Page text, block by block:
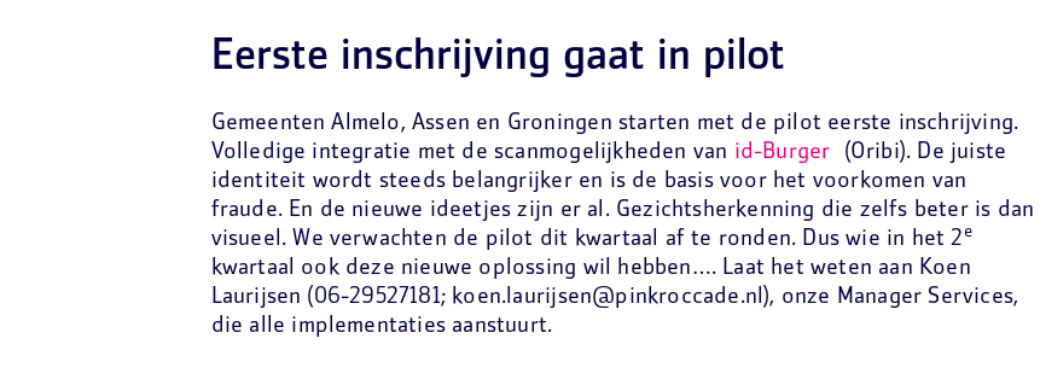
Eerste inschrijving gaat in pilot
Gemeenten Almelo, Assen en Groningen starten met de pilot eerste inschrijving.
Volledige integratie met de scanmogelijkheden van id-Burger (Oribi). De juiste
identiteit wordt steeds belangrijker en is de basis voor het voorkomen van
fraude. En de nieuwe ideetjes zijn er al. Gezichtsherkenning die zelfs beter is dan
visueel. We verwachten de pilot dit kwartaal af te ronden. Dus wie in het 2 e
kwartaal ook deze nieuwe oplossing wil hebben…. Laat het weten aan Koen
Laurijsen (06-29527181; koen.laurijsen@pinkroccade.nl), onze Manager Services,
die alle implementaties aanstuurt.